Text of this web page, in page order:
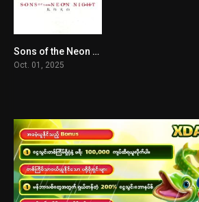
5.8Sons of the Neon Night
Oct. 01, 2025